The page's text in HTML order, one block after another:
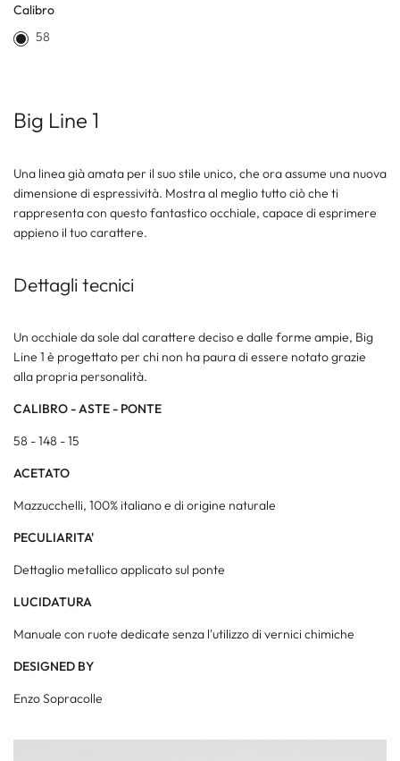
Calibro
58
Big Line 1
Una linea già amata per il suo stile unico, che ora assume una nuova
dimensione di espressività. Mostra al meglio tutto ciò che ti
rappresenta con questo fantastico occhiale, capace di esprimere
appieno il tuo carattere.
Dettagli tecnici
Un occhiale da sole dal carattere deciso e dalle forme ampie, Big
Line 1 è progettato per chi non ha paura di essere notato grazie
alla propria personalità.
CALIBRO - ASTE - PONTE
58 - 148 - 15
ACETATO
Mazzucchelli, 100% italiano e di origine naturale
PECULIARITA'
Dettaglio metallico applicato sul ponte
LUCIDATURA
Manuale con ruote dedicate senza l'utilizzo di vernici chimiche
DESIGNED BY
Enzo Sopracolle